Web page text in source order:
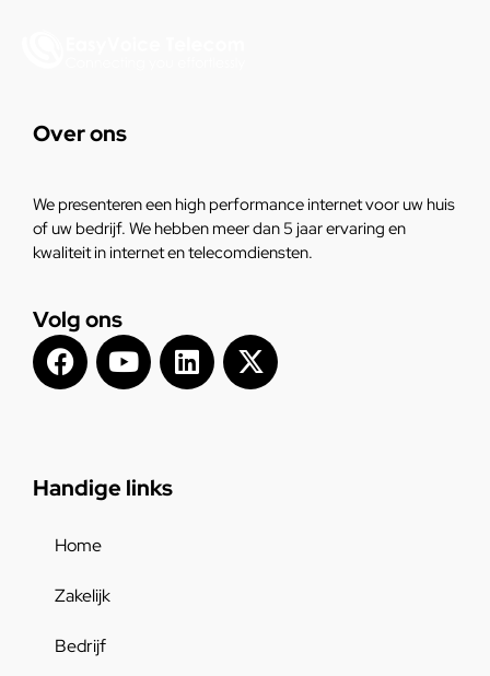
Over ons
We presenteren een high performance internet voor uw huis
of uw bedrijf. We hebben meer dan 5 jaar ervaring en
kwaliteit in internet en telecomdiensten.
Volg ons
Handige links
Home
Zakelijk
Bedrijf